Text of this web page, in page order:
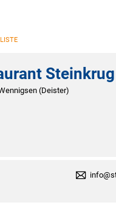
Steinkrug
(Deister)